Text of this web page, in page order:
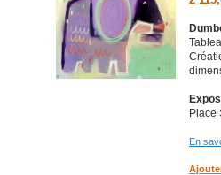
Place
En